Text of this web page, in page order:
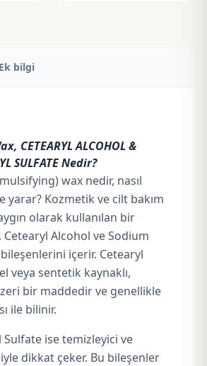
Ek bilgi
CETEARYL ALCOHOL &
SULFATE Nedir?
wax nedir, nasıl
yarar? Kozmetik ve cilt bakım
olarak kullanılan bir
Alcohol ve Sodium
içerir. Cetearyl
veya sentetik kaynaklı,
bir maddedir ve genellikle
ile bilinir.
ise temizleyici ve
dikkat çeker. Bu bileşenler